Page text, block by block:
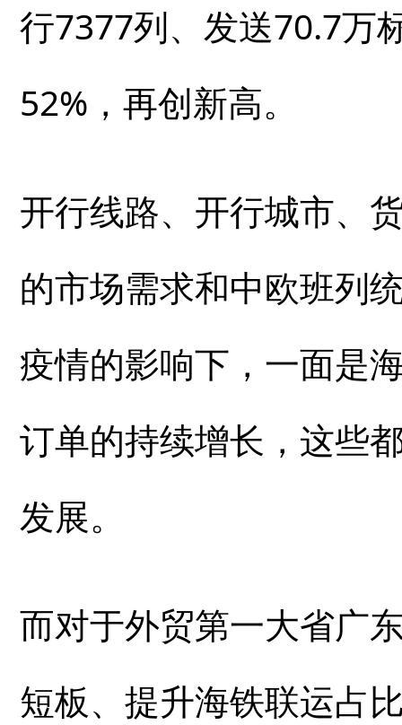
行7377列、发送70.7万
52%，再创新高。
开行线路、开行城市、
的市场需求和中欧班列
疫情的影响下，一面是
订单的持续增长，这些
发展。
而对于外贸第一大省广
短板、提升海铁联运占